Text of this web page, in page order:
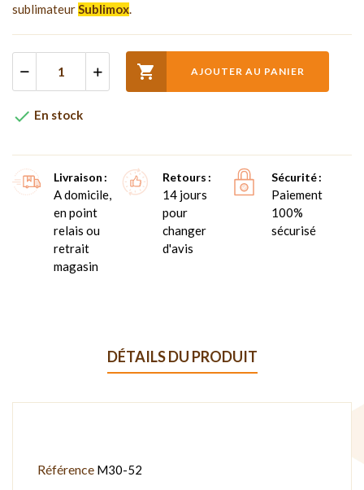
sublimateurSublimox.
 AJOUTER AU PANIER
 En stock
Livraison
A domicile,
en point
relais ou
retrait
magasin
Retours
14 jours
pour
changer
d'avis
Sécurité
Paiement
100%
sécurisé
DÉTAILS DU PRODUIT
Référence M30-52